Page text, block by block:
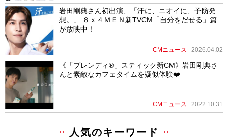
岩田剛典さん初出演、「汗に、ニオイに、予防発
想。」 ８ｘ４ＭＥＮ新TVCM「自分をだせる」篇
が放映中！
CMニュース 2026.04.02
《「ブレンディ®」スティック新CM》岩田剛典さ
んと素敵なカフェタイムを疑似体験❤️
CMニュース 2022.10.31
人気のキーワード